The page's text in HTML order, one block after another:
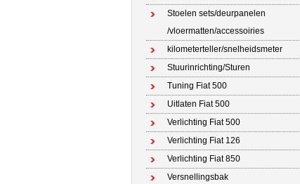
Stoelen sets/deurpanelen
/vloermatten/accessoiries
kilometerteller/snelheidsmeter
Stuurinrichting/Sturen
Tuning Fiat 500
Uitlaten Fiat 500
Verlichting Fiat 500
Verlichting Fiat 126
Verlichting Fiat 850
Versnellingsbak